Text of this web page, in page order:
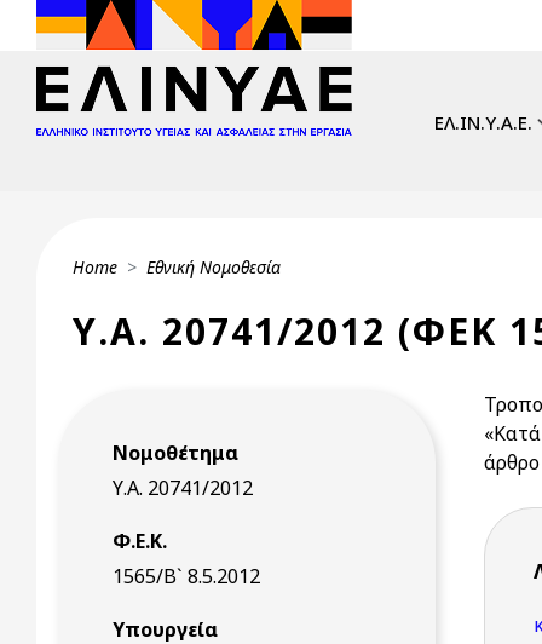
Skip to main content
ΕΛ.ΙΝ.Υ.Α.Ε.
Breadcrumb
Home Εθνική Νομοθεσία
Υ.Α. 20741/2012 (ΦΕΚ
Νομοθέτημα
Υ.Α. 20741/2012
Φ.Ε.Κ.
1565/Β` 8.5.2012
Υπουργεία